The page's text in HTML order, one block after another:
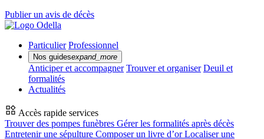
Publier un avis de décès
Particulier Professionnel
Nos guidesexpand_more
Anticiper et accompagner Trouver et organiser Deuil et
formalités
Actualités
Accès rapide services
Trouver des pompes funèbres Gérer les formalités après décès
Entretenir une sépulture Composer un livre d’orLocaliser une